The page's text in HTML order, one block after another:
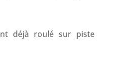
déjà roulé sur piste